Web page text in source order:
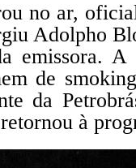
no ar,
Adolpho
emissora.
de
da
à